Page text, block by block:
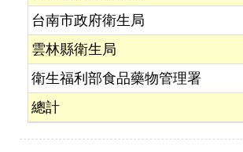
台南市政府衛生局
雲林縣衛生局
衛生福利部食品藥物管理署
總計